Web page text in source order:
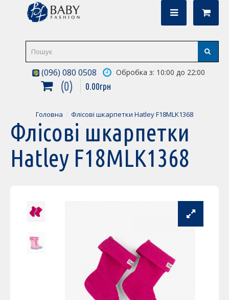
(096) 080 0508 Обробка з: 10:00 до 22:00
0 0.00грн
Головна Флісові шкарпетки Hatley F18MLK1368
Флісові шкарпетки
Hatley F18MLK1368